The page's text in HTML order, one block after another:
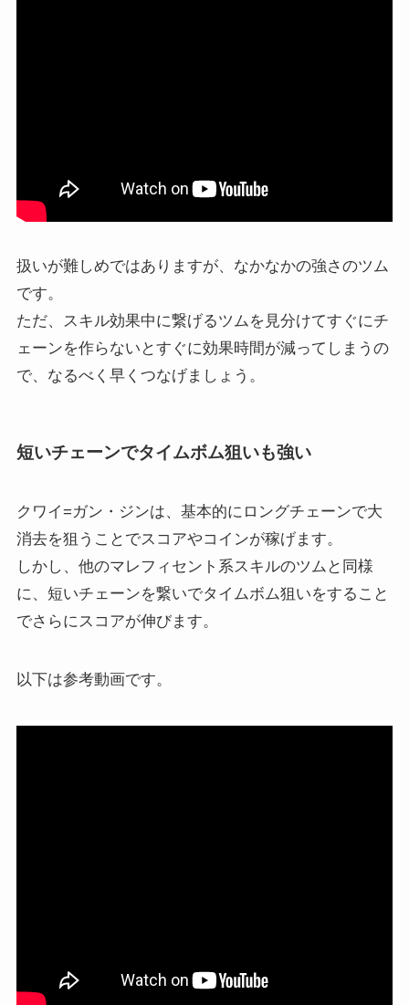
扱いが難しめではありますが、なかなかの強さのツム
です。
ただ、スキル効果中に繋げるツムを見分けてすぐにチ
ェーンを作らないとすぐに効果時間が減ってしまうの
で、なるべく早くつなげましょう。
短いチェーンでタイムボム狙いも強い
クワイ=ガン・ジンは、基本的にロングチェーンで大
消去を狙うことでスコアやコインが稼げます。
しかし、他のマレフィセント系スキルのツムと同様
に、短いチェーンを繋いでタイムボム狙いをすること
でさらにスコアが伸びます。
以下は参考動画です。